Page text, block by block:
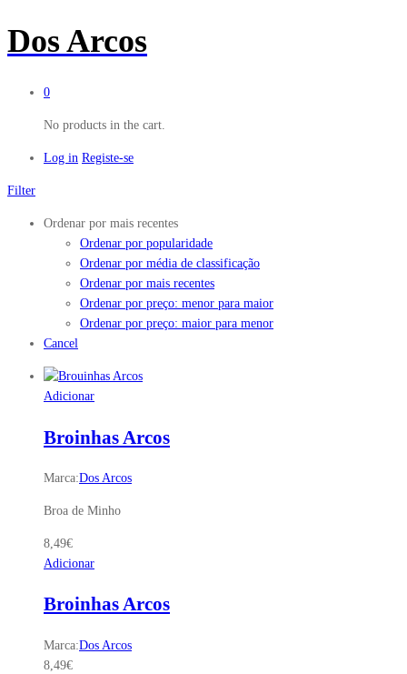
Dos Arcos
0
No products in the cart.
Log in Registe-se
Filter
Ordenar por mais recentes
Ordenar por popularidade
Ordenar por média de classificação
Ordenar por mais recentes
Ordenar por preço: menor para maior
Ordenar por preço: maior para menor
Cancel
Adicionar
Broinhas Arcos
Marca:Dos Arcos
Broa de Minho
8,49€
Adicionar
Broinhas Arcos
Marca:Dos Arcos
8,49€